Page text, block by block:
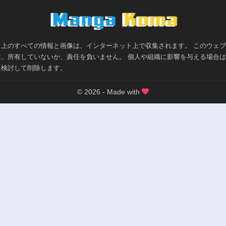
のすべての情報と画像は、インターネット上で収集されます。 このウェ
所有していないか、責任を負いません。 個人や組織に影響を与える場合
討して削除します。
© 2026 - Made with